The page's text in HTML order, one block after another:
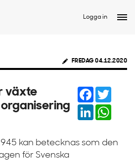
Logga in
FREDAG 04.12.2020
växte
Facebook
LinkedIn
kan betecknas som den
för Svenska